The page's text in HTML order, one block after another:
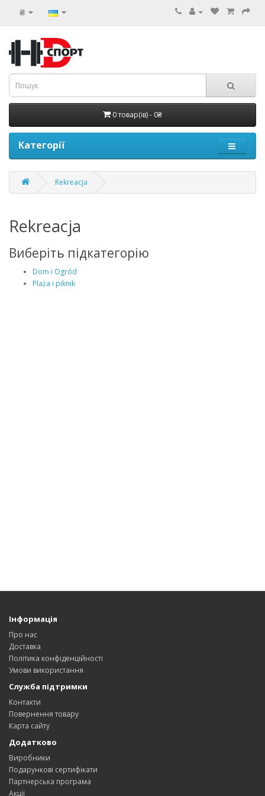
₴
0 товар(ів) - 0₴
Категорії
Rekreacja
Rekreacja
Виберіть підкатегорію
Dom i Ogród
Plaża i piknik
Інформація
Про нас
Доставка
Політика конфіденційності
Умови використання
Служба підтримки
Контакти
Повернення товару
Карта сайту
Додатково
Виробники
Подарункові сертифікати
Партнерська програма
Акції